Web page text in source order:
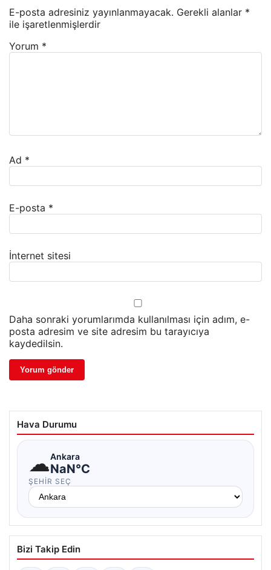
E-posta adresiniz yayınlanmayacak. Gerekli alanlar *
ile işaretlenmişlerdir
Yorum *
Ad *
E-posta *
İnternet sitesi
Daha sonraki yorumlarımda kullanılması için adım, e-
posta adresim ve site adresim bu tarayıcıya
kaydedilsin.
Hava Durumu
☁Ankara
NaN°C
ŞEHIR SEÇ
Bizi Takip Edin